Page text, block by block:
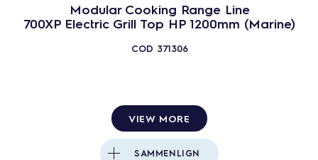
Modular Cooking Range Line
700XP Electric Grill Top HP 1200mm (Marine)
COD 371306
VIEW MORE
SAMMENLIGN